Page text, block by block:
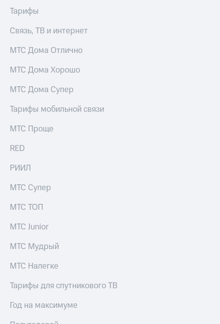
и
аудит
Рынок
акций
Описание
приобретения
выкупа
Дивиденды
Уведомление
погашении
именных
Другое
Регистратор
Контакты
деловая этика
Тарифы
Связь, ТВ и интернет
МТС Дома Отлично
МТС Дома Хорошо
МТС Дома Супер
Тарифы мобильной связи
МТС Проще
RED
РИИЛ
МТС Супер
МТС ТОП
МТС Junior
МТС Мудрый
МТС Налегке
Тарифы для спутникового ТВ
Год на максимуме